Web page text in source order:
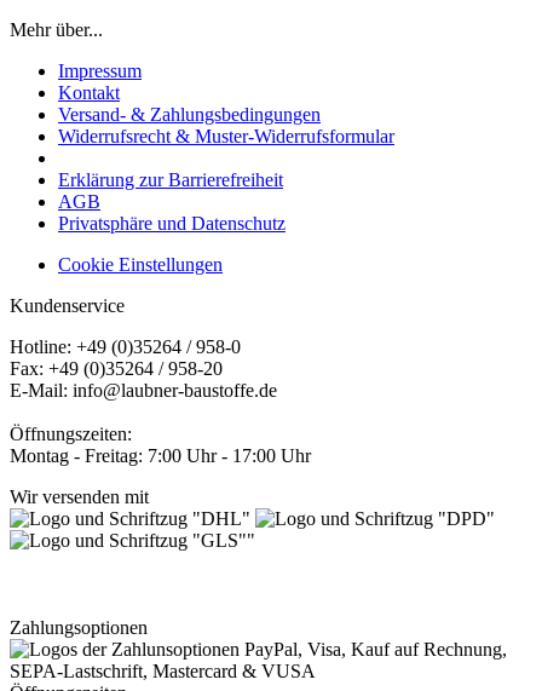
Mehr über...
Impressum
Kontakt
Versand- & Zahlungsbedingungen
Widerrufsrecht & Muster-Widerrufsformular
Erklärung zur Barrierefreiheit
AGB
Privatsphäre und Datenschutz
Cookie Einstellungen
Kundenservice
Hotline: +49 (0)35264 / 958-0
Fax: +49 (0)35264 / 958-20
E-Mail: info@laubner-baustoffe.de
Öffnungszeiten:
Montag - Freitag: 7:00 Uhr - 17:00 Uhr
Wir versenden mit
Zahlungsoptionen